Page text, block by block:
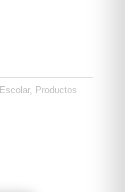
Escolar, Productos